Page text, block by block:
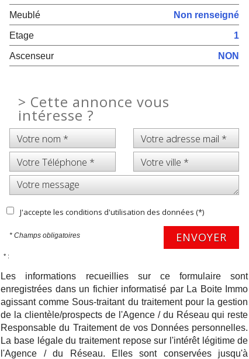
Meublé
Non renseigné
Etage
1
Ascenseur
NON
> Cette annonce vous
intéresse ?
J'accepte les conditions d'utilisation des données (*)
* Champs obligatoires ENVOYER
* :
Les informations recueillies sur ce formulaire sont
enregistrées dans un fichier informatisé par La Boite Immo
agissant comme Sous-traitant du traitement pour la gestion
de la clientèle/prospects de l'Agence / du Réseau qui reste
Responsable du Traitement de vos Données personnelles.
La base légale du traitement repose sur l'intérêt légitime de
l'Agence / du Réseau. Elles sont conservées jusqu'à